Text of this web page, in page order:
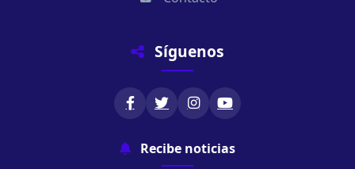
Síguenos
Recibe noticias